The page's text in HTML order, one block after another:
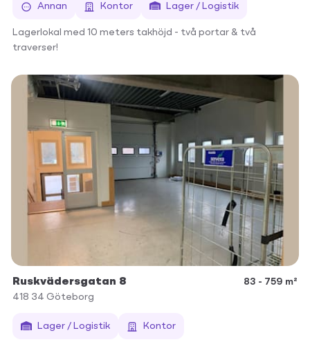
Annan Kontor Lager / Logistik
Lagerlokal med 10 meters takhöjd - två portar & två
traverser!
Ruskvädersgatan 8
83 - 759 m²
418 34 Göteborg
Lager / Logistik Kontor